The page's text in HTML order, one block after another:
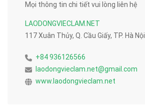
Mọi thông tin chi tiết vui lòng liên hệ
LAODONGVIECLAM.NET
117 Xuân Thủy, Q. Cầu Giấy, TP. Hà Nội
+84 936126566
laodongvieclam.net@gmail.com
www.laodongvieclam.net